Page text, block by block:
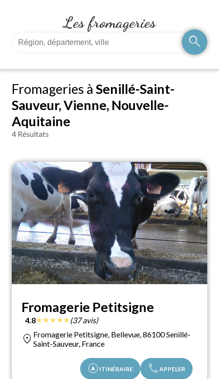
Les fromageries
search
Fromageries à Senillé-Saint-
Sauveur, Vienne, Nouvelle-
Aquitaine
4 Résultats
Fromagerie Petitsigne
4.8★★★★★(37 avis)
location_on Fromagerie Petitsigne, Bellevue, 86100 Senillé-
Saint-Sauveur, France
assistant_navigation ITINÉRAIRE call APPELER